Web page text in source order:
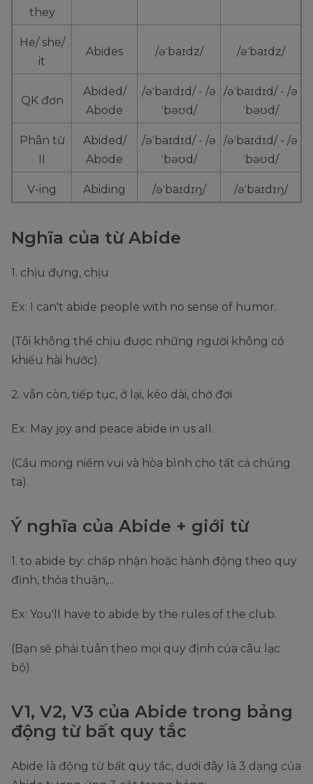
they
He/ she/
it
Abides /əˈbaɪdz/ /əˈbaɪdz/
QK đơn
Abided/
Abode
/əˈbaɪdɪd/ - /ə
ˈbəʊd/
/əˈbaɪdɪd/ - /ə
ˈbəʊd/
Phân từ
Abided/
Abode
/əˈbaɪdɪd/ - /ə
ˈbəʊd/
/əˈbaɪdɪd/ - /ə
ˈbəʊd/
V-ing Abiding /əˈbaɪdɪŋ/ /əˈbaɪdɪŋ/
Nghĩa của từ Abide
1. chịu đựng, chịu
Ex: I can't abide people with no sense of humor.
(Tôi không thể chịu được những người không có
khiếu hài hước).
2. vẫn còn, tiếp tục, ở lại, kéo dài, chờ đợi
Ex: May joy and peace abide in us all.
(Cầu mong niềm vui và hòa bình cho tất cả chúng
ta).
Ý nghĩa của Abide + giới từ
1. to abide by: chấp nhận hoặc hành động theo quy
định, thỏa thuận,...
Ex: You'll have to abide by the rules of the club.
(Bạn sẽ phải tuân theo mọi quy định của câu lạc
bộ).
V1, V2, V3 của Abide trong bảng
động từ bất quy tắc
Abide là động từ bất quy tắc, dưới đây là 3 dạng của